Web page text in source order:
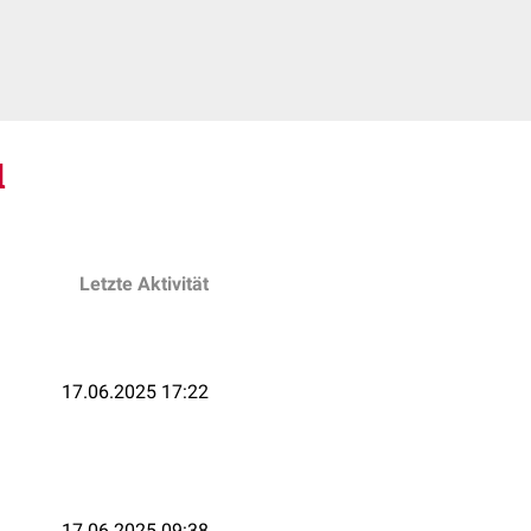
Letzte Aktivität
17.06.2025 17:22